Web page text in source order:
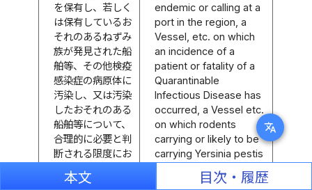
translate
を保有し、若しく
は保有しているお
それのあるねずみ
族が発見された船
舶等、その他検疫
感染症の病原体に
汚染し、又は汚染
したおそれのある
船舶等について、
合理的に必要と判
断される限度にお
いて、次に掲げる
措置の全部又は一
endemic or calling at a
port in the region, a
Vessel, etc. on which
an incidence of a
patient or fatality of a
Quarantinable
Infectious Disease has
occurred, a Vessel etc.
on which rodents
carrying or likely to be
carrying Yersinia pestis
are discovered, or a
Vessel, etc. that is or is
本文 目次・履歴